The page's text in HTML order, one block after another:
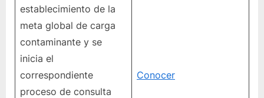
establecimiento de la
meta global de carga
contaminante y se
inicia el
correspondiente
proceso de consulta
Conocer